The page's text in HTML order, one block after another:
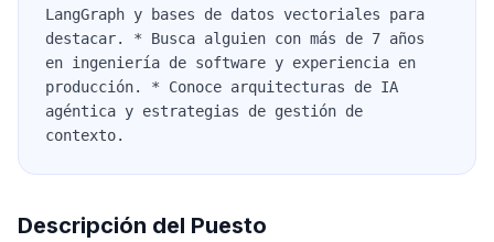
LangGraph y bases de datos vectoriales para
destacar. * Busca alguien con más de 7 años
en ingeniería de software y experiencia en
producción. * Conoce arquitecturas de IA
agéntica y estrategias de gestión de
contexto.
Descripción del Puesto